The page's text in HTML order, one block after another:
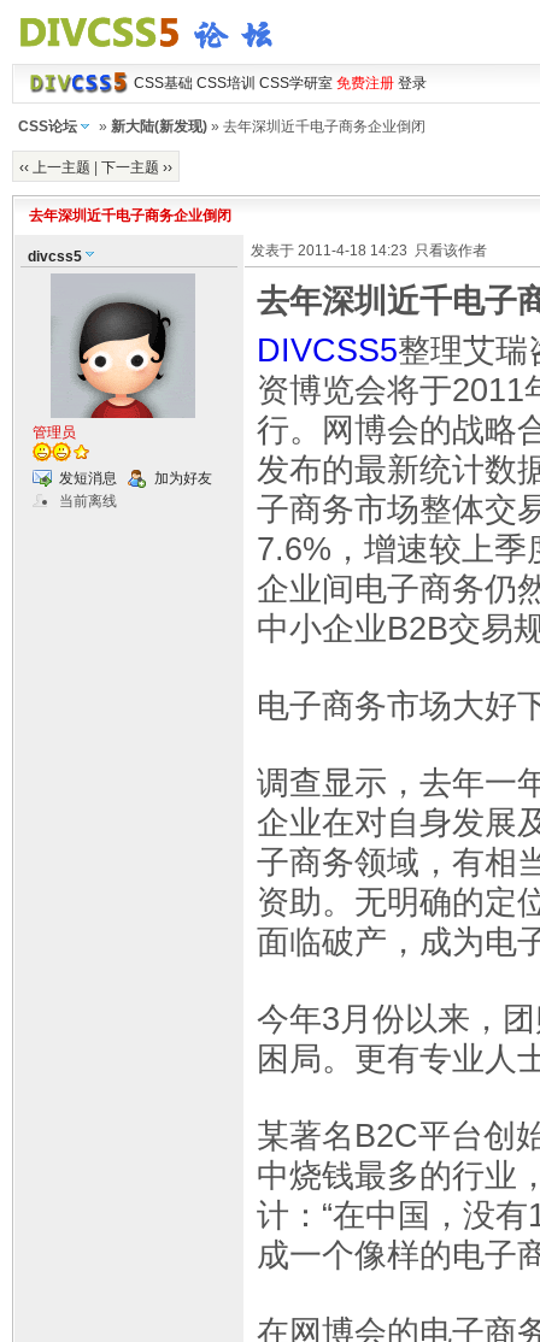
CSS基础 CSS培训 CSS学研室 免费注册 登录
CSS论坛 » 新大陆(新发现)» 去年深圳近千电子商务企业倒闭
‹‹ 上一主题 下一主题 ››
去年深圳近千电子商务企业倒闭
divcss5
管理员
发短消息
加为好友
当前离线
发表于 2011-4-18 14:23 只看该作者
去年深圳近千电子
DIVCSS5整理艾瑞
资博览会将于2011
行。网博会的战略
发布的最新统计数
子商务市场整体交
7.6%，增速较上季
企业间电子商务仍
中小企业B2B交易
电子商务市场大好
调查显示，去年一
企业在对自身发展
子商务领域，有相
资助。无明确的定
面临破产，成为电
今年3月份以来，
困局。更有专业人
某著名B2C平台创
中烧钱最多的行业
计：“在中国，没
成一个像样的电子
在网博会的电子商